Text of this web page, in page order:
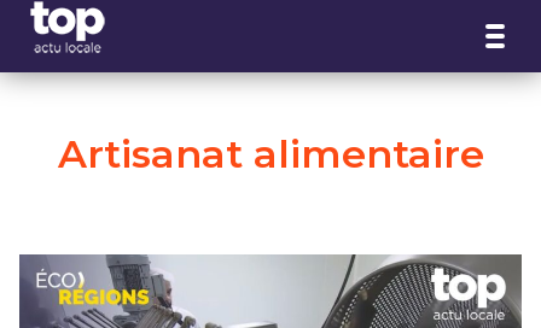
Artisanat alimentaire
Panneau de gestion des cookies